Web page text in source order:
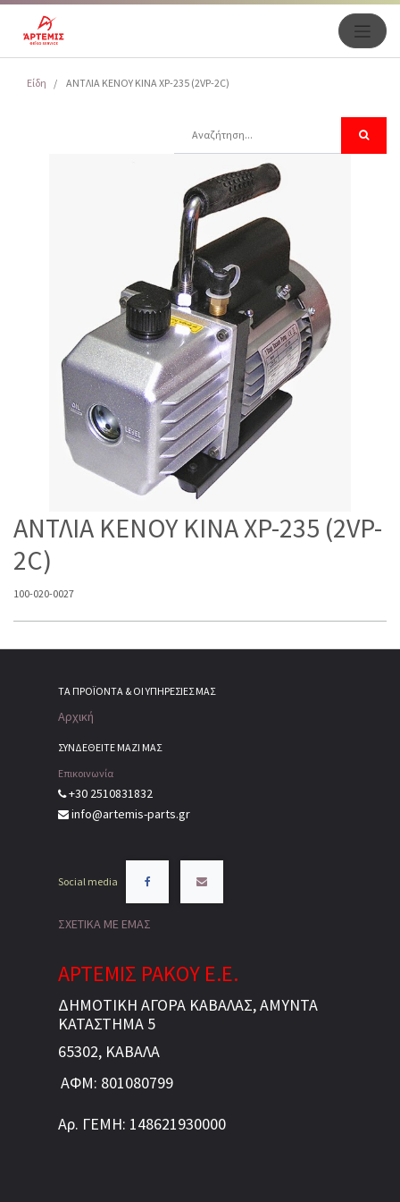
Είδη ΑΝΤΛΙΑ ΚΕΝΟΥ KINA XP-235 (2VP-2C)
ΑΝΤΛΙΑ ΚΕΝΟΥ KINA XP-235 (2VP-
2C)
100-020-0027
ΤΑ ΠΡΟΪΌΝΤΑ & ΟΙ ΥΠΗΡΕΣΊΕΣ ΜΑΣ
Αρχική
ΣΥΝΔΕΘΕΙΤΕ ΜΑΖΙ ΜΑΣ
Επικοινωνία
+30 2510831832
info@artemis-parts.gr
Social media
ΣΧΕΤΙΚΑ ΜΕ ΕΜΑΣ
ΑΡΤΕΜΙΣ ΡΑΚΟΥ Ε.Ε.
ΔΗΜΟΤΙΚΗ ΑΓΟΡΑ ΚΑΒΑΛΑΣ, ΑΜΥΝΤΑ
ΚΑΤΑΣΤΗΜΑ 5
65302, ΚΑΒΑΛΑ
ΑΦΜ: 801080799
Αρ. ΓΕΜΗ: 148621930000